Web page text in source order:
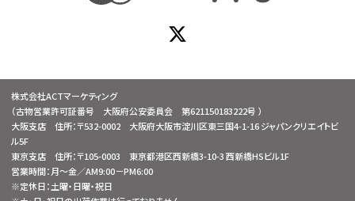
株式会社ACTマーケティング
（古物営業許可証番号 大阪府公安委員会 第621150183222号 ）
大阪支店 住所：〒532-0002 大阪府大阪市淀川区東三国4-1-16 ジャパンクリエイトビ
ル5F
東京支店 住所：〒105-0003 東京都港区西新橋3-10-3 西新橋HSビル1F
営業時間：月～金／AM9:00－PM6:00
※定休日：土曜・日曜・祝日